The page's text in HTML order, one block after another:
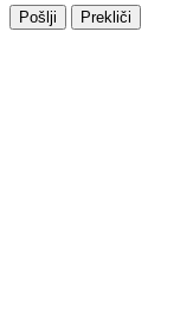
Pošlji Prekliči